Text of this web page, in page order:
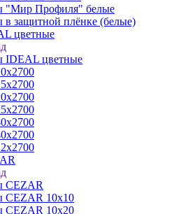
"Мир Профиля" белые
в защитной плёнке (белые)
цветные
IDEAL цветные
CEZAR
CEZAR 10х10
CEZAR 10х20